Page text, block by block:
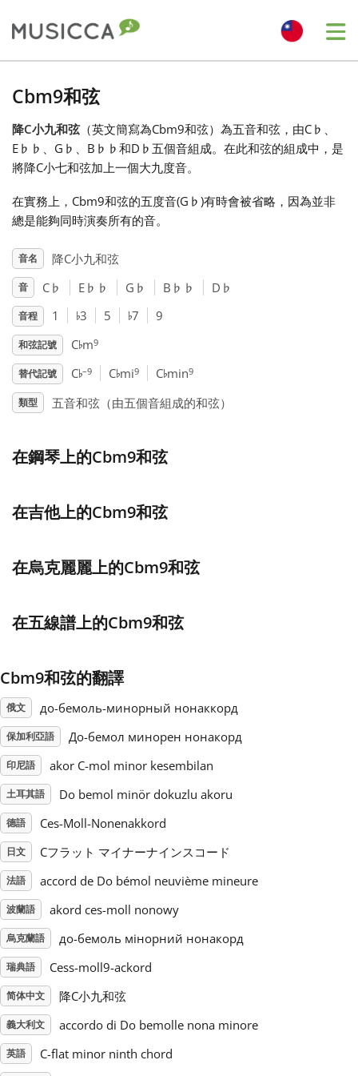
Български
English
Español
Русский
Svenska
Tiếng Việt
Türkçe
简体中文
繁體中文
Cbm9和弦
降C小九和弦 （英文簡寫為Cbm9和弦）為五音和弦，由C ♭ 、
E ♭ ♭ 、G ♭ 、B ♭ ♭ 和D ♭ 五個音組成。在此和弦的組成中，是
將降C小七和弦加上一個大九度音。
在實務上，Cbm9和弦的五度音(G ♭ )有時會被省略，因為並非
總是能夠同時演奏所有的音。
音名 降C小九和弦
音 C ♭ E ♭ ♭ G ♭ B ♭ ♭ D ♭
音程 1 ♭3 5 ♭7 9
和弦記號 C♭m9
替代記號 C♭–9 C♭mi9 C♭min9
類型 五音和弦（由五個音組成的和弦）
在鋼琴上的Cbm9和弦
在吉他上的Cbm9和弦
在烏克麗麗上的Cbm9和弦
在五線譜上的Cbm9和弦
Cbm9和弦的翻譯
俄文 до-бемоль-минорный нонаккорд
保加利亞語 До-бемол минорен нонакорд
印尼語 akor C-mol minor kesembilan
土耳其語 Do bemol minör dokuzlu akoru
德語 Ces-Moll-Nonenakkord
日文 Cフラット マイナーナインスコード
法語 accord de Do bémol neuvième mineure
波蘭語 akord ces-moll nonowy
烏克蘭語 до-бемоль мінорний нонакорд
瑞典語 Cess-moll9-ackord
简体中文 降C小九和弦
義大利文 accordo di Do bemolle nona minore
英語 C-flat minor ninth chord